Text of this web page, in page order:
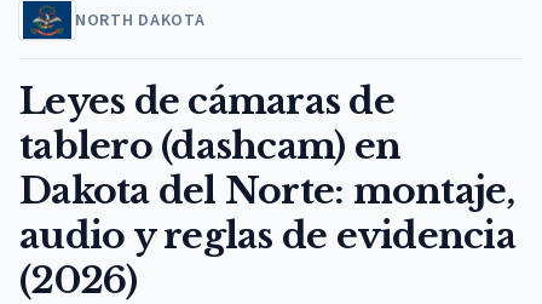
NORTH DAKOTA
Leyes de cámaras de
tablero (dashcam) en
Dakota del Norte: montaje,
audio y reglas de evidencia
(2026)